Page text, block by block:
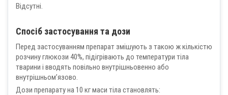
Відсутні.
Спосіб застосування та дози
Перед застосуванням препарат змішують з такою ж кількістю
розчину глюкози 40%, підігрівають до температури тіла
тварини і вводять повільно внутрішньовенно або
внутрішньом’язово.
Дози препарату на 10 кг маси тіла становлять: